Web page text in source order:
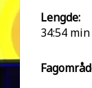
Lengde:
34:54 min